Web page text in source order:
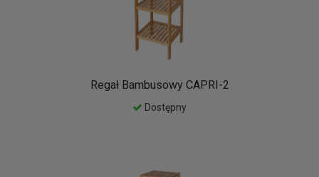
Regał Bambusowy CAPRI-2
Dostępny